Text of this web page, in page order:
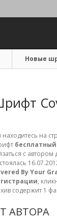
Новые
находитесь на
с
By Your
,
содержит 1
АВТОРА